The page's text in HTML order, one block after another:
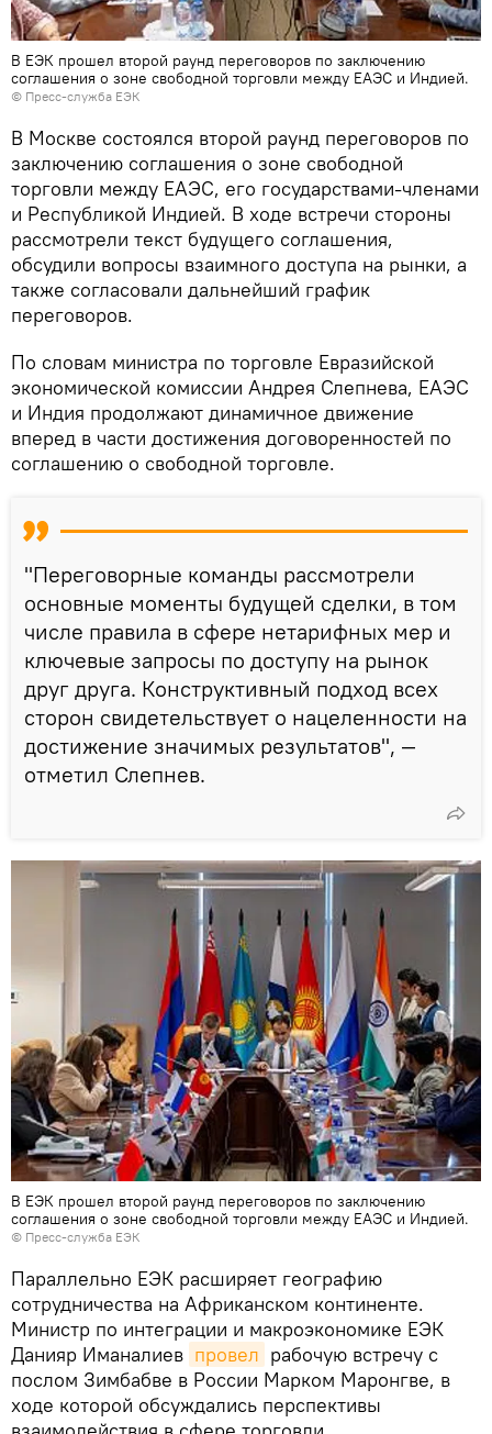
В ЕЭК прошел второй раунд переговоров по заключению
соглашения о зоне свободной торговли между ЕАЭС и Индией.
© Пресс-служба ЕЭК
В Москве состоялся второй раунд переговоров по
заключению соглашения о зоне свободной
торговли между ЕАЭС, его государствами-членами
и Республикой Индией. В ходе встречи стороны
рассмотрели текст будущего соглашения,
обсудили вопросы взаимного доступа на рынки, а
также согласовали дальнейший график
переговоров.
По словам министра по торговле Евразийской
экономической комиссии Андрея Слепнева, ЕАЭС
и Индия продолжают динамичное движение
вперед в части достижения договоренностей по
соглашению о свободной торговле.
"Переговорные команды рассмотрели
основные моменты будущей сделки, в том
числе правила в сфере нетарифных мер и
ключевые запросы по доступу на рынок
друг друга. Конструктивный подход всех
сторон свидетельствует о нацеленности на
достижение значимых результатов", —
отметил Слепнев.
В ЕЭК прошел второй раунд переговоров по заключению
соглашения о зоне свободной торговли между ЕАЭС и Индией.
© Пресс-служба ЕЭК
Параллельно ЕЭК расширяет географию
сотрудничества на Африканском континенте.
Министр по интеграции и макроэкономике ЕЭК
Данияр Иманалиев провел рабочую встречу с
послом Зимбабве в России Марком Маронгве, в
ходе которой обсуждались перспективы